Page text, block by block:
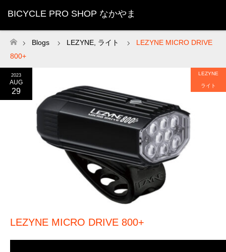
BICYCLE PRO SHOP なかやま
ホーム
Blogs LEZYNE ライト
LEZYNE MICRO DRIVE
800+
2023
AUG
29
LEZYNE
ライト
LEZYNE MICRO DRIVE 800+